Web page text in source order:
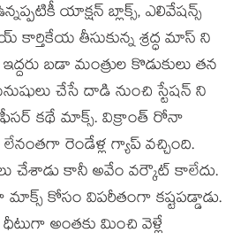
యాక్షన్ బ్లాక్స్, ఎలివేషన్స్
తీసుకున్న శ్రద్ధ మాస్ ని
బడా మంత్రుల కొడుకులు తన
చేసే దాడి నుంచి స్టేషన్ ని
కథే మాక్స్. విక్రాంత్ రోనా
లేనంతగా రెండేళ్ల గ్యాప్ వచ్చింది.
చేశాడు కానీ అవేం వర్కౌట్ కాలేదు.
మాక్స్ కోసం విపరీతంగా కష్టపడ్డాడు.
అంతకు మించి వెళ్లే